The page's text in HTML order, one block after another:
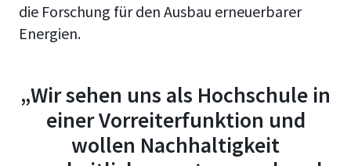
die Forschung für den Ausbau erneuerbarer
Energien.
„Wir sehen uns als Hochschule in
einer Vorreiterfunktion und
wollen Nachhaltigkeit